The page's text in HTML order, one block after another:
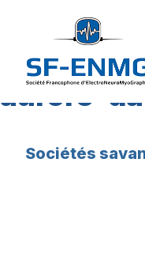
aurore-
Sociétés